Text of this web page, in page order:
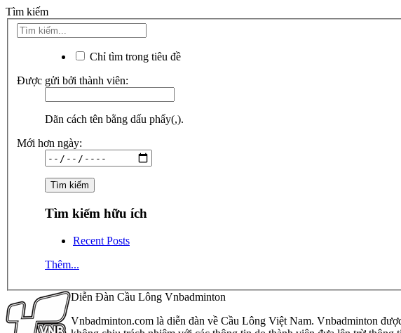
Tìm kiếm
Chỉ tìm trong tiêu đề
Được gửi bởi thành viên:
Dãn cách tên bằng dấu phẩy(,).
Mới hơn ngày:
Tìm kiếm hữu ích
Recent Posts
Thêm...
Diễn Đàn Cầu Lông Vnbadminton
Vnbadminton.com là diễn đàn về Cầu Lông Việt Nam. Vnbadminton